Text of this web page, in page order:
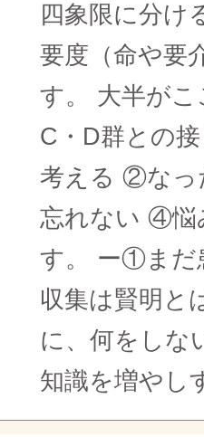
四象限に分
要度（命や要
す。 大半が
C・D群との
考える ②なっ
忘れない ④悩
す。 ー①まだ
収集は賢明と
に、何をしな
知識を増やし